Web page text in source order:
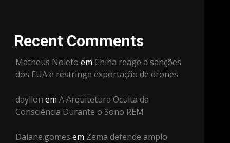
Recent Comments
Matheus Noleto emChina reage a sanções
dos EUA e restringe exportação de drones
dayllon emA Arquitetura Oculta da
Consciência Durante o Sono REM
Daiane.gomes em Zema defende amplo